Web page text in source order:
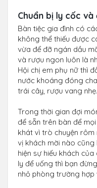
Chuẩn bị ly cốc và
Bàn tiệc gia đình có
không thể thiếu được
vừa để đỡ ngán dầu
và rượu ngon luôn là
Hội chị em phụ nữ thì
nước khoáng đóng
trái cây, rượu vang
Trong thời gian đợi
để sẵn trên bàn để
khát vì trò chuyện
vị khách mời nào cũng
hiện sự hiếu khách
ly để uống thì bạn
nhỏ phòng trường hợp